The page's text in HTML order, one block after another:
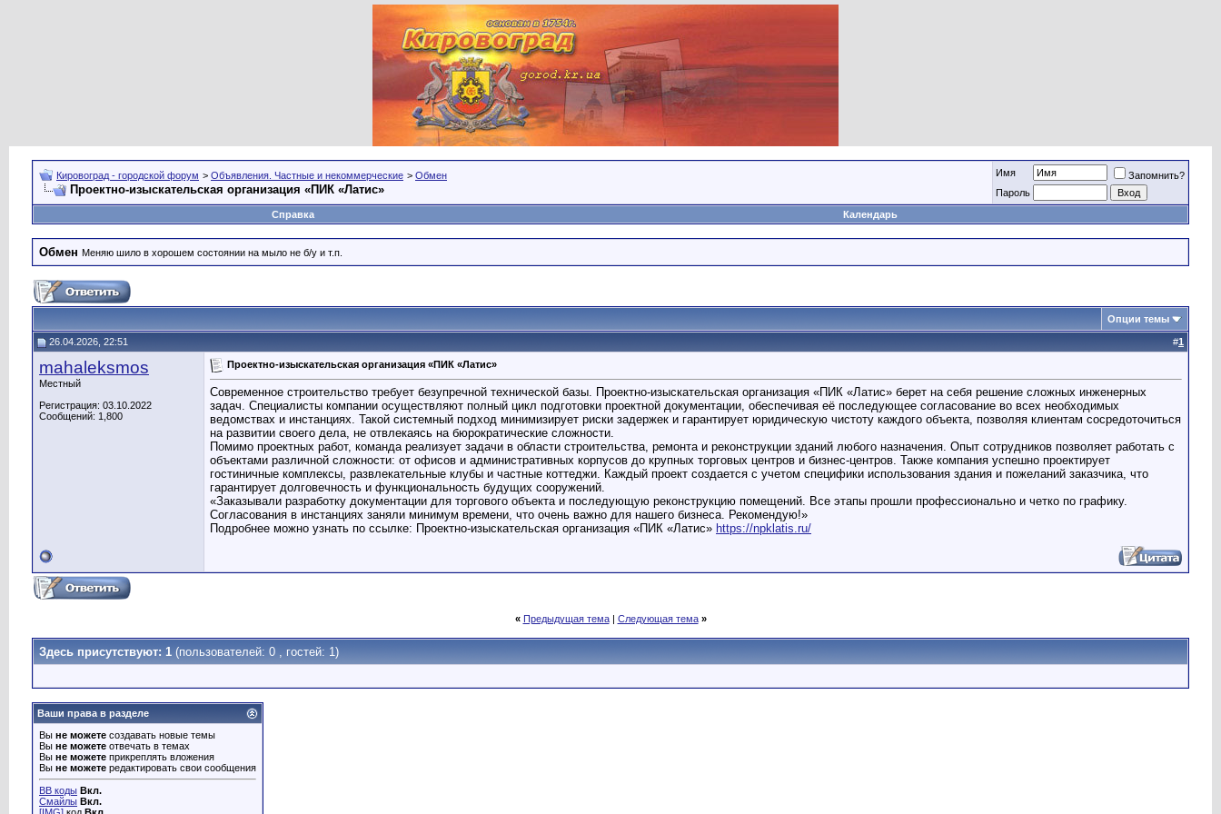
Кировоград - городской форум > Объявления. Частные и некоммерческие > Обмен
Проектно-изыскательская организация «ПИК «Латис»
Имя
Запомнить?
Пароль
Справка
Календарь
Обмен Меняю шило в хорошем состоянии на мыло не б/у и т.п.
Опции темы
26.04.2026, 22:51 #1
mahaleksmos
Местный
Регистрация: 03.10.2022
Сообщений: 1,800
Проектно-изыскательская организация «ПИК «Латис»
Современное строительство требует безупречной технической базы. Проектно-изыскательская организация «ПИК «Латис» берет на себя решение сложных инженерных
задач. Специалисты компании осуществляют полный цикл подготовки проектной документации, обеспечивая её последующее согласование во всех необходимых
ведомствах и инстанциях. Такой системный подход минимизирует риски задержек и гарантирует юридическую чистоту каждого объекта, позволяя клиентам сосредоточиться
на развитии своего дела, не отвлекаясь на бюрократические сложности.
Помимо проектных работ, команда реализует задачи в области строительства, ремонта и реконструкции зданий любого назначения. Опыт сотрудников позволяет работать с
объектами различной сложности: от офисов и административных корпусов до крупных торговых центров и бизнес-центров. Также компания успешно проектирует
гостиничные комплексы, развлекательные клубы и частные коттеджи. Каждый проект создается с учетом специфики использования здания и пожеланий заказчика, что
гарантирует долговечность и функциональность будущих сооружений.
«Заказывали разработку документации для торгового объекта и последующую реконструкцию помещений. Все этапы прошли профессионально и четко по графику.
Согласования в инстанциях заняли минимум времени, что очень важно для нашего бизнеса. Рекомендую!»
Подробнее можно узнать по ссылке: Проектно-изыскательская организация «ПИК «Латис» https://npklatis.ru/
« Предыдущая тема| Следующая тема »
Здесь присутствуют: 1 (пользователей: 0 , гостей: 1)
Ваши права в разделе
Вы не можете создавать новые темы
Вы не можете отвечать в темах
Вы не можете прикреплять вложения
Вы не можете редактировать свои сообщения
BB коды Вкл.
Смайлы Вкл.